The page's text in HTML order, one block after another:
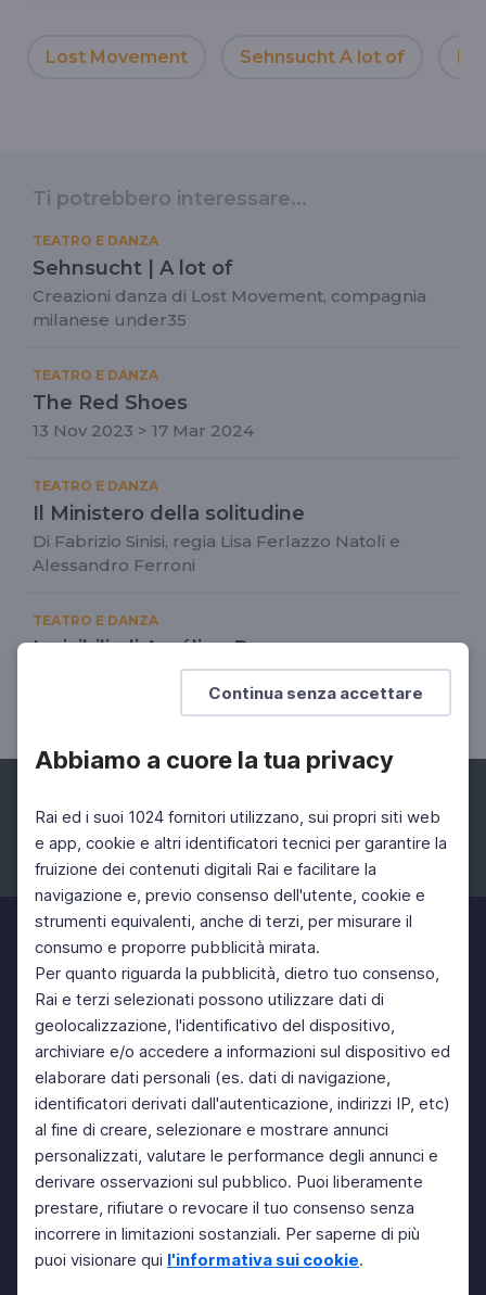
Continua senza accettare
Abbiamo a cuore la tua privacy
Rai ed i suoi 1024 fornitori utilizzano, sui propri siti web
e app, cookie e altri identificatori tecnici per garantire la
fruizione dei contenuti digitali Rai e facilitare la
navigazione e, previo consenso dell'utente, cookie e
strumenti equivalenti, anche di terzi, per misurare il
consumo e proporre pubblicità mirata.
Per quanto riguarda la pubblicità, dietro tuo consenso,
Rai e terzi selezionati possono utilizzare dati di
geolocalizzazione, l'identificativo del dispositivo,
archiviare e/o accedere a informazioni sul dispositivo ed
elaborare dati personali (es. dati di navigazione,
identificatori derivati dall'autenticazione, indirizzi IP, etc)
al fine di creare, selezionare e mostrare annunci
personalizzati, valutare le performance degli annunci e
derivare osservazioni sul pubblico. Puoi liberamente
prestare, rifiutare o revocare il tuo consenso senza
incorrere in limitazioni sostanziali. Per saperne di più
puoi visionare qui l'informativa sui cookie.
Lost Movement Sehnsucht A lot of
Ti potrebbero interessare...
TEATRO E DANZA
Sehnsucht | A lot of
Creazioni danza di Lost Movement, compagnia
milanese under35
TEATRO E DANZA
The Red Shoes
13 Nov 2023 > 17 Mar 2024
TEATRO E DANZA
Il Ministero della solitudine
Di Fabrizio Sinisi, regia Lisa Ferlazzo Natoli e
Alessandro Ferroni
TEATRO E DANZA
Invisibili, di Aurélien Bory
Uno spettacolo di teatro e danza ispirato alla città
Facebook Instagram Twitter